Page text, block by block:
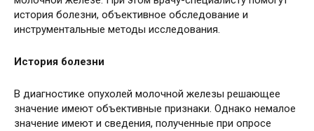
история болезни, объективное обследование и
инструментальные методы исследования.
История болезни
В диагностике опухолей молочной железы решающее
значение имеют объективные признаки. Однако немалое
значение имеют и сведения, полученные при опросе